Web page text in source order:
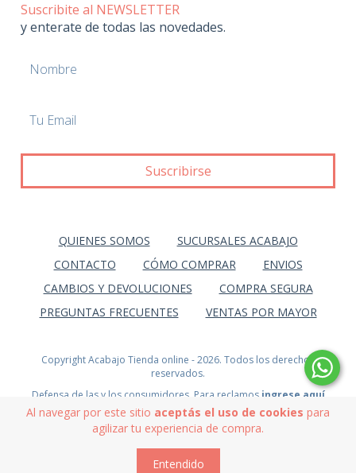
Al navegar por este sitio aceptás el uso de cookies para
agilizar tu experiencia de compra.
Entendido
Suscribite al NEWSLETTER
y enterate de todas las novedades.
QUIENES SOMOS
SUCURSALES ACABAJO
CONTACTO
CÓMO COMPRAR
ENVIOS
CAMBIOS Y DEVOLUCIONES
COMPRA SEGURA
PREGUNTAS FRECUENTES
VENTAS POR MAYOR
Copyright Acabajo Tienda online - 2026. Todos los derechos
reservados.
Defensa de las y los consumidores. Para reclamos ingrese aquí